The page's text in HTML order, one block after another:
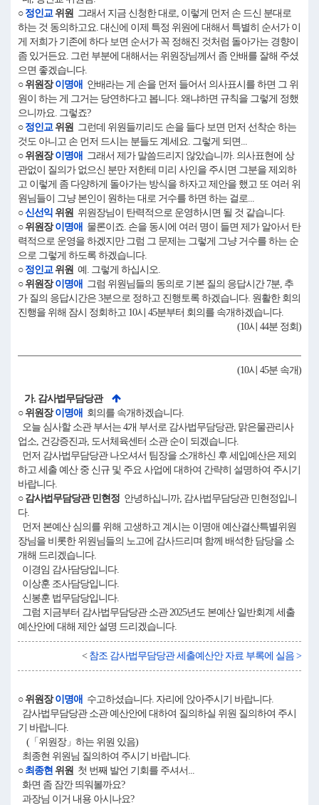
○ 정인교위원 그래서 지금 신청한 대로, 이렇게 먼저 손 드신 분대로
하는 것 동의하고요. 대신에 이제 특정 위원에 대해서 특별히 순서가 이
게 저희가 기존에 하다 보면 순서가 꼭 정해진 것처럼 돌아가는 경향이
좀 있거든요. 그런 부분에 대해서는 위원장님께서 좀 안배를 잘해 주셨
으면 좋겠습니다.
○ 위원장이명애 안배라는 게 손을 먼저 들어서 의사표시를 하면 그 위
원이 하는 게 그거는 당연하다고 봅니다. 왜냐하면 규칙을 그렇게 정했
으니까요. 그렇죠?
○ 정인교위원 그런데 위원들끼리도 손을 들다 보면 먼저 선착순 하는
것도 아니고 손 먼저 드시는 분들도 계세요. 그렇게 되면...
○ 위원장이명애 그래서 제가 말씀드리지 않았습니까. 의사표현에 상
관없이 질의가 없으신 분만 저한테 미리 사인을 주시면 그분을 제외하
고 이렇게 좀 다양하게 돌아가는 방식을 하자고 제안을 했고 또 여러 위
원님들이 그냥 본인이 원하는 대로 거수를 하면 하는 걸로...
○신선익 위원 위원장님이 탄력적으로 운영하시면 될 것 같습니다.
○ 위원장이명애 물론이죠. 손을 동시에 여러 명이 들면 제가 알아서 탄
력적으로 운영을 하겠지만 그럼 그 문제는 그렇게 그냥 거수를 하는 순
으로 그렇게 하도록 하겠습니다.
○ 정인교위원 예. 그렇게 하십시오.
○ 위원장이명애 그럼 위원님들의 동의로 기본 질의 응답시간 7분, 추
가 질의 응답시간은 3분으로 정하고 진행토록 하겠습니다. 원활한 회의
진행을 위해 잠시 정회하고 10시 45분부터 회의를 속개하겠습니다.
(10시 44분 정회)
(10시 45분 속개)
가. 감사법무담당관
○ 위원장이명애 회의를 속개하겠습니다.
오늘 심사할 소관 부서는 4개 부서로 감사법무담당관, 맑은물관리사
업소, 건강증진과, 도서체육센터 소관 순이 되겠습니다.
먼저 감사법무담당관 나오셔서 팀장을 소개하신 후 세입예산은 제외
하고 세출 예산 중 신규 및 주요 사업에 대하여 간략히 설명하여 주시기
바랍니다.
○ 감사법무담당관 민현정 안녕하십니까, 감사법무담당관 민현정입니
다.
먼저 본예산 심의를 위해 고생하고 계시는 이명애 예산결산특별위원
장님을 비롯한 위원님들의 노고에 감사드리며 함께 배석한 담당을 소
개해 드리겠습니다.
이경임 감사담당입니다.
이상훈 조사담당입니다.
신봉훈 법무담당입니다.
그럼 지금부터 감사법무담당관 소관 2025년도 본예산 일반회계 세출
예산안에 대해 제안 설명 드리겠습니다.
< 참조 감사법무담당관 세출예산안 자료 부록에 실음 >
○ 위원장이명애 수고하셨습니다. 자리에 앉아주시기 바랍니다.
감사법무담당관 소관 예산안에 대하여 질의하실 위원 질의하여 주시
기 바랍니다.
(「위원장」하는 위원 있음)
최종현 위원님 질의하여 주시기 바랍니다.
○ 최종현 위원 첫 번째 발언 기회를 주셔서...
화면 좀 잠깐 띄워볼까요?
과장님 이거 내용 아시나요?